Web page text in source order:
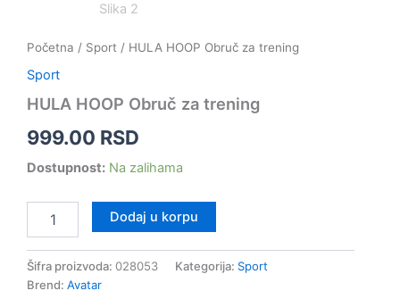
Početna / Sport / HULA HOOP Obruč za trening
Sport
HULA HOOP Obruč za trening
999.00 RSD
Dostupnost: Na zalihama
Dodaj u korpu
Šifra proizvoda: 028053 Kategorija: Sport
Brend: Avatar